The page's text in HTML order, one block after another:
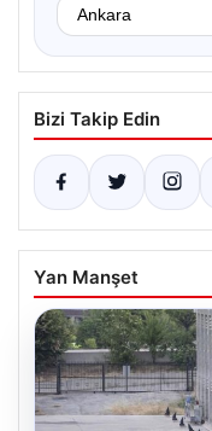
Bizi Takip Edin
Yan Manşet